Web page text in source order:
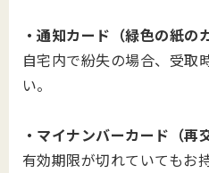
・通知カード（緑色の紙の
自宅内で紛失の場合、受取
い。
・マイナンバーカード（再
有効期限が切れていてもお